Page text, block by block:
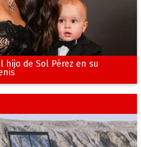
hijo de Sol Pérez en su